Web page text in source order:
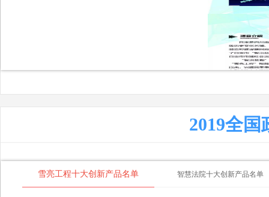
芜湖市委政法委周晓梅：智慧之
2019全
雪亮工程十大创新产品名单 智慧法院十大创新产品名单